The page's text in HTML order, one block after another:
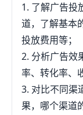
1. 了解广告投
道，了解基本
投放费用等；
2. 分析广告效
率、转化率、
3. 对比不同渠
果，哪个渠道